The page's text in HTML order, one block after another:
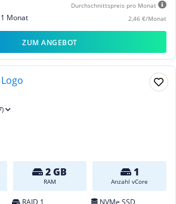
Durchschnittspreis pro Monat
2,46 €/Monat
Monat
ZUM ANGEBOT
2 GB
RAM
1
Anzahl vCore